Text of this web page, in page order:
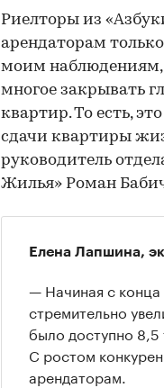
Риелторы из
арендаторам
моим наблюдениям,
многое закрывать
квартир. То есть,
сдачи квартиры
руководитель
Жилья» Роман
Елена Лапшина,
— Начиная с
стремительно
было доступно 8,5
С ростом
арендаторам.